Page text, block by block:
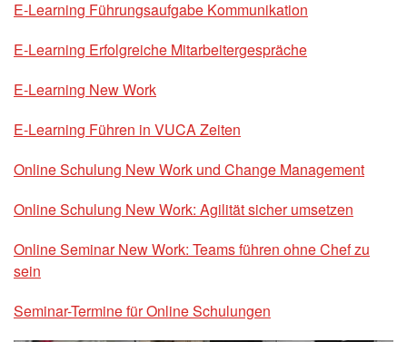
E-Learning Führungsaufgabe Kommunikation
E-Learning Erfolgreiche Mitarbeitergespräche
E-Learning New Work
E-Learning Führen in VUCA Zeiten
Online Schulung New Work und Change Management
Online Schulung New Work: Agilität sicher umsetzen
Online Seminar New Work: Teams führen ohne Chef zu
sein
Seminar-Termine für Online Schulungen